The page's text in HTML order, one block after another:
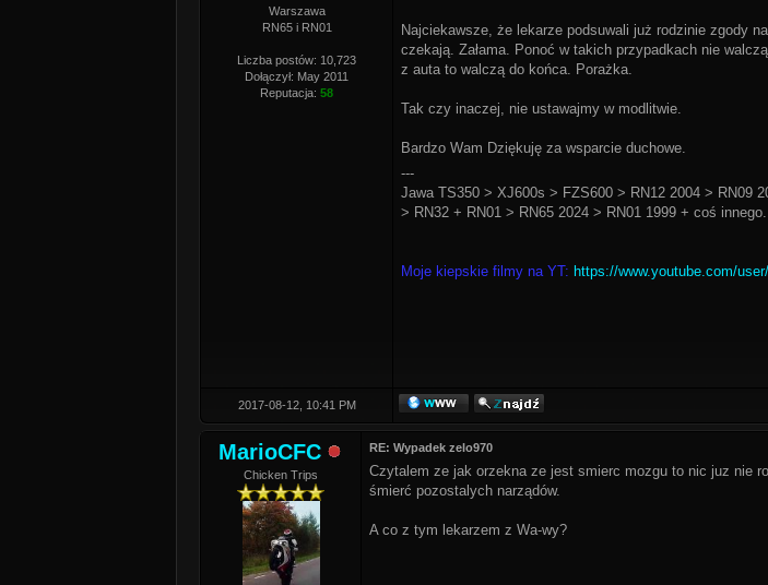
Warszawa
RN65 i RN01
Liczba postów: 10,723
Dołączył: May 2011
Reputacja: 58
Najciekawsze, że lekarze podsuwali już rodzinie zgody
czekają. Załama. Ponoć w takich przypadkach nie
z auta to walczą do końca. Porażka.
Tak czy inaczej, nie ustawajmy w modlitwie.
Bardzo Wam Dziękuję za wsparcie duchowe.
---
Jawa TS350 > XJ600s > FZS600 > RN12 2004 > RN09
> RN32 + RN01 > RN65 2024 > RN01 1999 + coś innego.
Moje kiepskie filmy na YT: https://www.youtube.com/
2017-08-12, 10:41 PM
MarioCFC
Chicken Trips
RE: Wypadek zelo970
Czytalem ze jak orzekna ze jest smierc mozgu to nic juz nie
śmierć pozostalych narządów.
A co z tym lekarzem z Wa-wy?